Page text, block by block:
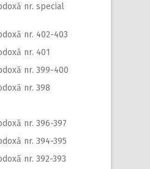
nr. special
nr. 402-403
nr. 401
nr. 399-400
nr. 398
nr. 396-397
nr. 394-395
nr. 392-393